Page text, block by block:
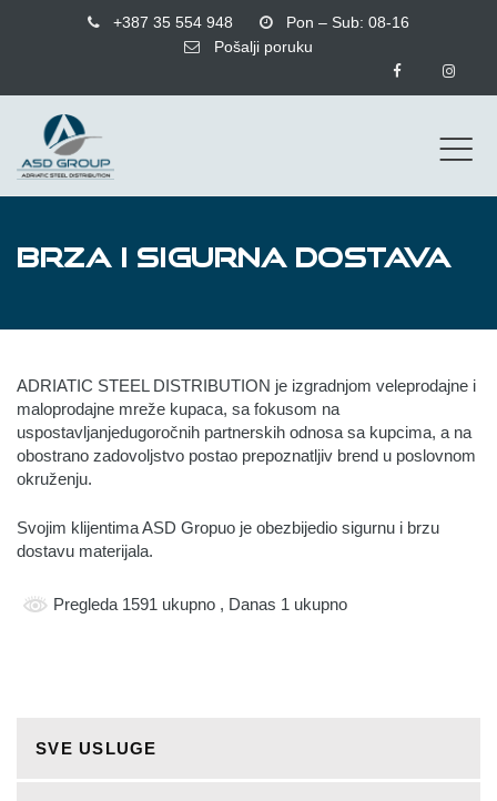
+387 35 554 948
Pon – Sub: 08-16
Pošalji poruku
BRZA I SIGURNA DOSTAVA
ADRIATIC STEEL DISTRIBUTION je izgradnjom veleprodajne i
maloprodajne mreže kupaca, sa fokusom na
uspostavljanjedugoročnih partnerskih odnosa sa kupcima, a na
obostrano zadovoljstvo postao prepoznatljiv brend u poslovnom
okruženju.
Svojim klijentima ASD Gropuo je obezbijedio sigurnu i brzu
dostavu materijala.
Pregleda 1591 ukupno , Danas 1 ukupno
SVE USLUGE